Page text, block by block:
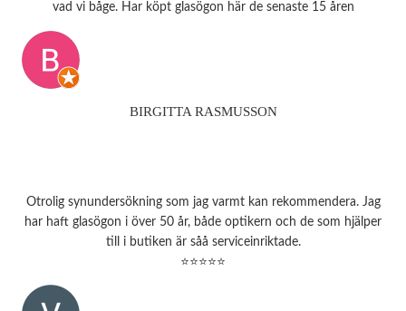
vad vi båge. Har köpt glasögon här de senaste 15 åren
BIRGITTA RASMUSSON
Otrolig synundersökning som jag varmt kan rekommendera. Jag
har haft glasögon i över 50 år, både optikern och de som hjälper
till i butiken är såå serviceinriktade.
⭐⭐⭐⭐⭐